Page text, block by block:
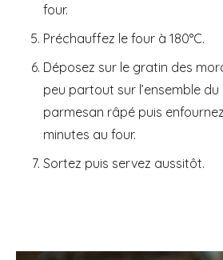
four.
Préchauffez le four à 180°C.
Déposez sur le gratin des
peu partout sur l’ensemble
parmesan râpé puis
minutes au four.
Sortez puis servez aussitôt.